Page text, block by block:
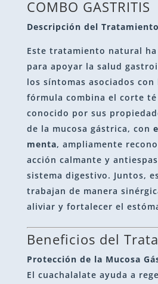
COMBO GASTRITIS
Descripción del Tratamiento
Este tratamiento natural
para apoyar la salud
los síntomas asociados
fórmula combina el corte té
conocido por sus
de la mucosa gástrica, con
menta, ampliamente
acción calmante y
sistema digestivo. Juntos,
trabajan de manera
aliviar y fortalecer el
Beneficios del
Protección de la Mucosa
El cuachalalate ayuda a